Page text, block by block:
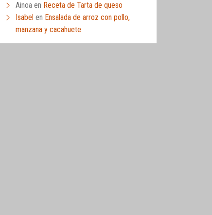
Ainoa en Receta de Tarta de queso
Isabel en Ensalada de arroz con pollo,
manzana y cacahuete